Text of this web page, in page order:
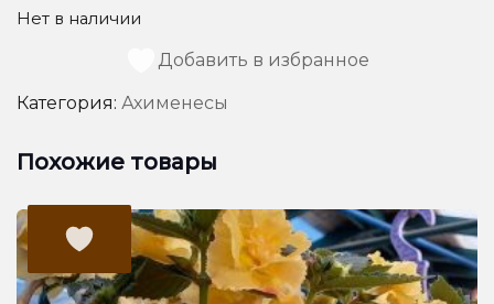
Нет в наличии
Добавить в избранное
Категория: Ахименесы
Похожие товары